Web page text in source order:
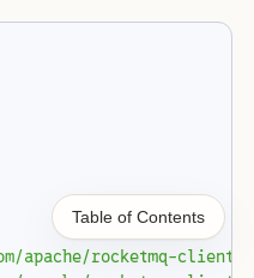
apache/rocketmq-client-
Table of Contents